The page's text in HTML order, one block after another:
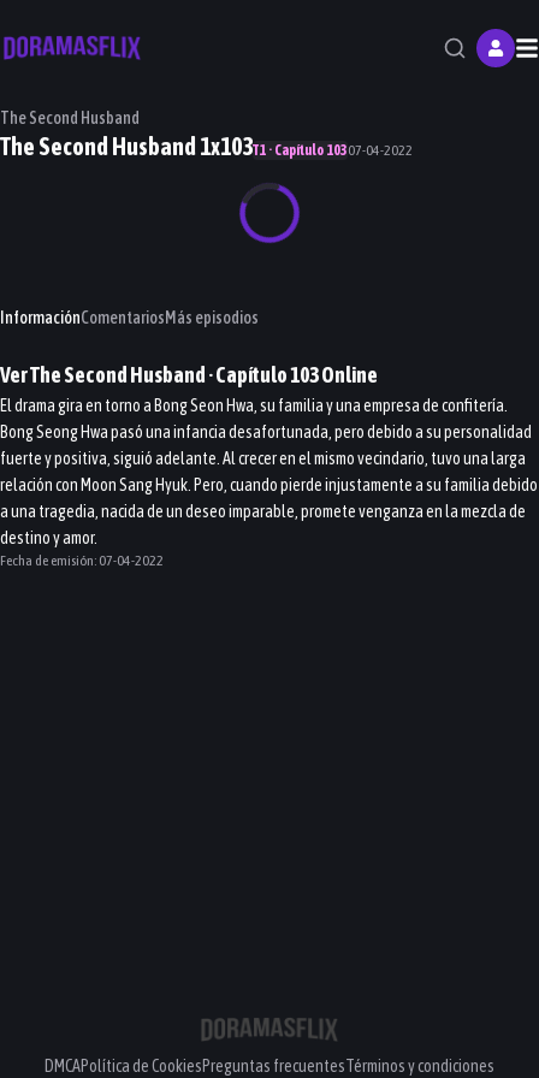
The Second Husband
The Second Husband 1x103T1 · Capítulo 10307-04-2022
InformaciónComentariosMás episodios
VerThe Second Husband· Capítulo103Online
El drama gira en torno a Bong Seon Hwa, su familia y una empresa de confitería.
Bong Seong Hwa pasó una infancia desafortunada, pero debido a su personalidad
fuerte y positiva, siguió adelante. Al crecer en el mismo vecindario, tuvo una larga
relación con Moon Sang Hyuk. Pero, cuando pierde injustamente a su familia debido
a una tragedia, nacida de un deseo imparable, promete venganza en la mezcla de
destino y amor.
Fecha de emisión: 07-04-2022
DMCAPolítica de CookiesPreguntas frecuentesTérminos y condiciones